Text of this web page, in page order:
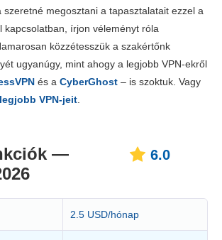
6.0
6.5
és támogatás 7.0
szeretné megosztani a tapasztalatait ezzel a
kapcsolatban, írjon véleményt róla
közzétesszük a szakértőnk
ugyanúgy, mint ahogy a legjobb VPN-ekről
és a CyberGhost – is szoktuk. Vagy
legjobb VPN-jeit.
—
6.0
2.5 USD/hónap